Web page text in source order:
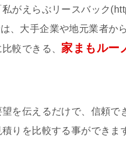
私がえらぶリースバック
、大手企業や地元業者か
較できる、家まもルー
を伝えるだけで、信頼で
りを比較する事ができま